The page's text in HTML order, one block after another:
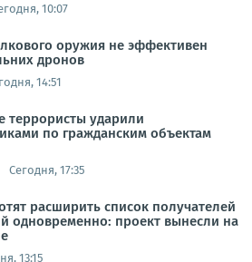
10:07
оружия не эффективен
дронов
14:51
террористы ударили
по гражданским объектам
Сегодня, 17:35
расширить список получателей
одновременно: проект вынесли на
13:15